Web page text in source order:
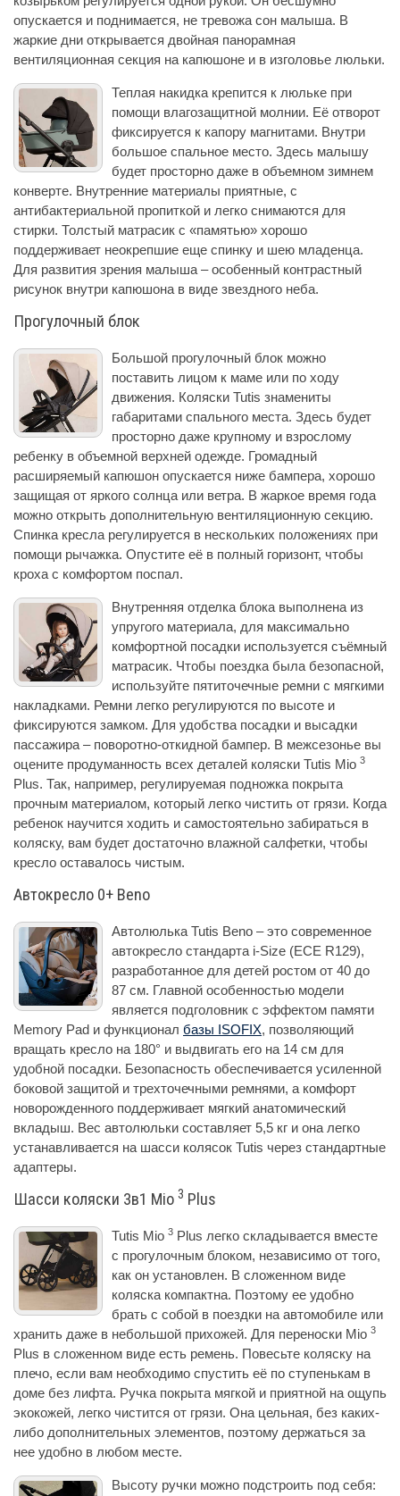
опускается и поднимается, не тревожа сон малыша. В
жаркие дни открывается двойная панорамная
вентиляционная секция на капюшоне и в изголовье люльки.
Теплая накидка крепится к люльке при
помощи влагозащитной молнии. Её отворот
фиксируется к капору магнитами. Внутри
большое спальное место. Здесь малышу
будет просторно даже в объемном зимнем
конверте. Внутренние материалы приятные, с
антибактериальной пропиткой и легко снимаются для
стирки. Толстый матрасик с «памятью» хорошо
поддерживает неокрепшие еще спинку и шею младенца.
Для развития зрения малыша – особенный контрастный
рисунок внутри капюшона в виде звездного неба.
Прогулочный блок
Большой прогулочный блок можно
поставить лицом к маме или по ходу
движения. Коляски Tutis знамениты
габаритами спального места. Здесь будет
просторно даже крупному и взрослому
ребенку в объемной верхней одежде. Громадный
расширяемый капюшон опускается ниже бампера, хорошо
защищая от яркого солнца или ветра. В жаркое время года
можно открыть дополнительную вентиляционную секцию.
Спинка кресла регулируется в нескольких положениях при
помощи рычажка. Опустите её в полный горизонт, чтобы
кроха с комфортом поспал.
Внутренняя отделка блока выполнена из
упругого материала, для максимально
комфортной посадки используется съёмный
матрасик. Чтобы поездка была безопасной,
используйте пятиточечные ремни с мягкими
накладками. Ремни легко регулируются по высоте и
фиксируются замком. Для удобства посадки и высадки
пассажира – поворотно-откидной бампер. В межсезонье вы
оцените продуманность всех деталей коляски Tutis Mio 3
Plus. Так, например, регулируемая подножка покрыта
прочным материалом, который легко чистить от грязи. Когда
ребенок научится ходить и самостоятельно забираться в
коляску, вам будет достаточно влажной салфетки, чтобы
кресло оставалось чистым.
Автокресло 0+ Beno
Автолюлька Tutis Beno – это современное
автокресло стандарта i-Size (ECE R129),
разработанное для детей ростом от 40 до
87 см. Главной особенностью модели
является подголовник с эффектом памяти
Memory Pad и функционал базы ISOFIX, позволяющий
вращать кресло на 180° и выдвигать его на 14 см для
удобной посадки. Безопасность обеспечивается усиленной
боковой защитой и трехточечными ремнями, а комфорт
новорожденного поддерживает мягкий анатомический
вкладыш. Вес автолюльки составляет 5,5 кг и она легко
устанавливается на шасси колясок Tutis через стандартные
адаптеры.
Шасси коляски 3в1 Mio 3 Plus
Tutis Mio 3 Plus легко складывается вместе
с прогулочным блоком, независимо от того,
как он установлен. В сложенном виде
коляска компактна. Поэтому ее удобно
брать с собой в поездки на автомобиле или
хранить даже в небольшой прихожей. Для переноски Mio 3
Plus в сложенном виде есть ремень. Повесьте коляску на
плечо, если вам необходимо спустить её по ступенькам в
доме без лифта. Ручка покрыта мягкой и приятной на ощупь
экокожей, легко чистится от грязи. Она цельная, без каких-
либо дополнительных элементов, поэтому держаться за
нее удобно в любом месте.
Высоту ручки можно подстроить под себя: